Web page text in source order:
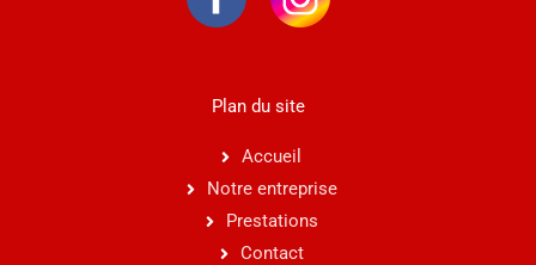
Plan du site
Accueil
Notre entreprise
Prestations
Contact